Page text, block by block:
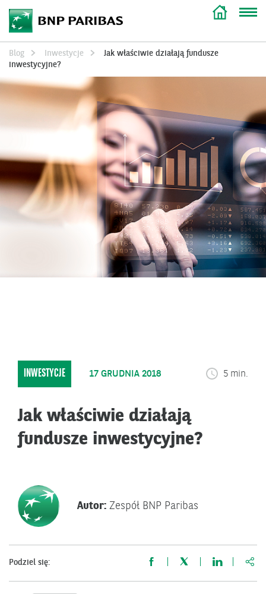
Blog Inwestycje
Jak właściwie działają fundusze
inwestycyjne?
INWESTYCJE 17 GRUDNIA 2018 5 min.
Jak właściwie działają
fundusze inwestycyjne?
Autor: Zespół BNP Paribas
Podziel się: